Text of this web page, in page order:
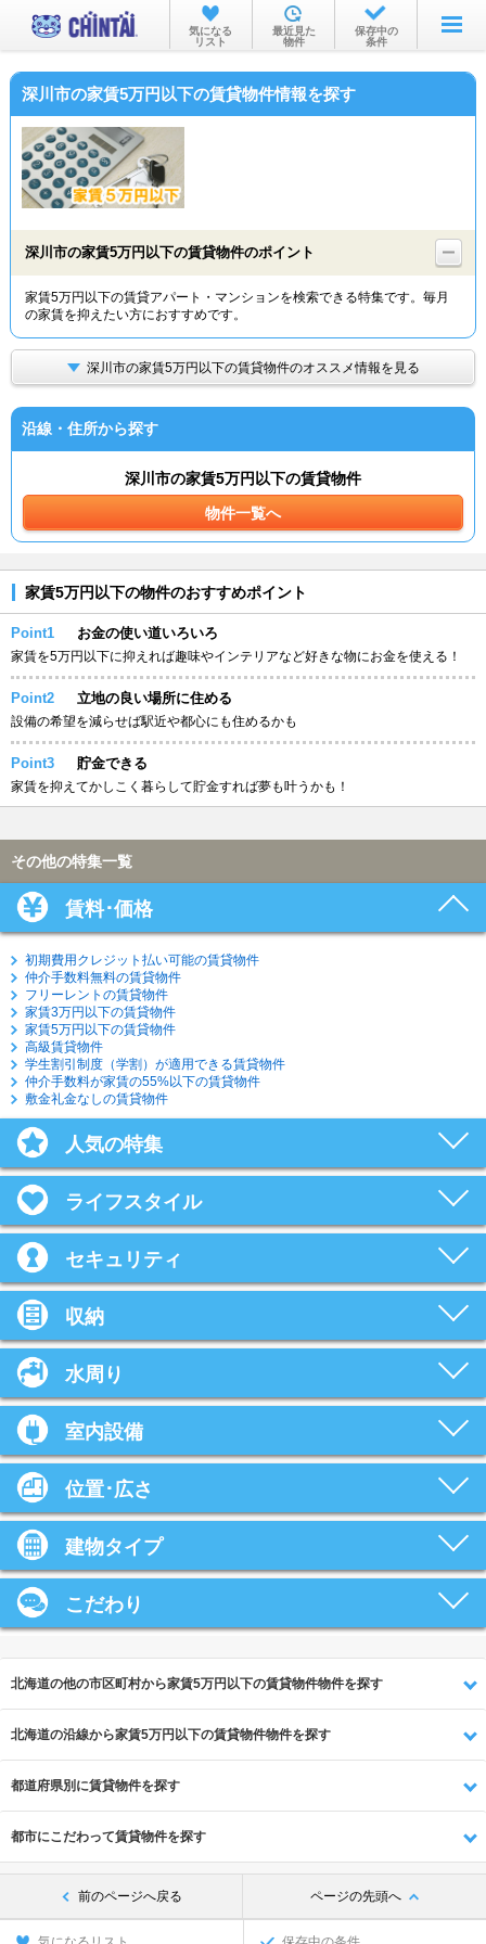
お部屋を探す
沿線・駅から
物件特集から
TOP
気になる
リスト
最近見た
物件
保存中の
条件
深川市の家賃5万円以下の賃貸物件情報を探す
深川市の家賃5万円以下の賃貸物件のポイント
家賃5万円以下の賃貸アパート・マンションを検索できる特集です。毎月
の家賃を抑えたい方におすすめです。
深川市の家賃5万円以下の賃貸物件のオススメ情報を見る
沿線・住所から探す
深川市の家賃5万円以下の賃貸物件
物件一覧へ
家賃5万円以下の物件のおすすめポイント
Point1 お金の使い道いろいろ
家賃を5万円以下に抑えれば趣味やインテリアなど好きな物にお金を使える！
Point2 立地の良い場所に住める
設備の希望を減らせば駅近や都心にも住めるかも
Point3 貯金できる
家賃を抑えてかしこく暮らして貯金すれば夢も叶うかも！
その他の特集一覧
賃料･価格
初期費用クレジット払い可能の賃貸物件
仲介手数料無料の賃貸物件
フリーレントの賃貸物件
家賃3万円以下の賃貸物件
家賃5万円以下の賃貸物件
高級賃貸物件
学生割引制度（学割）が適用できる賃貸物件
仲介手数料が家賃の55%以下の賃貸物件
敷金礼金なしの賃貸物件
人気の特集
ライフスタイル
セキュリティ
収納
水周り
室内設備
位置･広さ
建物タイプ
こだわり
北海道の他の市区町村から家賃5万円以下の賃貸物件物件を探す
北海道の沿線から家賃5万円以下の賃貸物件物件を探す
都道府県別に賃貸物件を探す
都市にこだわって賃貸物件を探す
前のページへ戻る ページの先頭へ